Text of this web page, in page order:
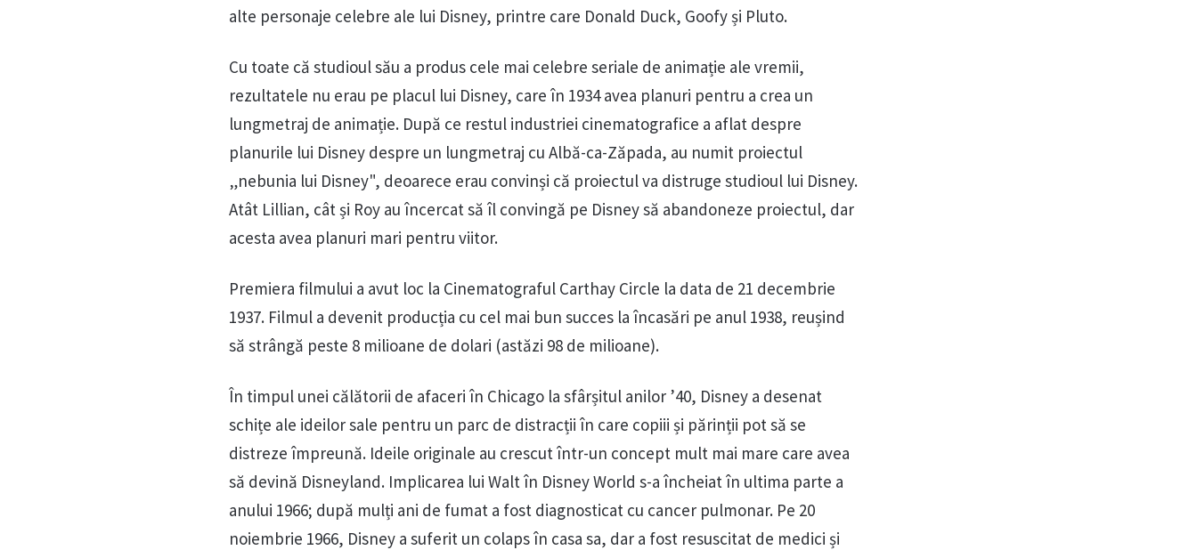
alte personaje celebre ale lui Disney, printre care Donald Duck, Goofy și Pluto.
Cu toate că studioul său a produs cele mai celebre seriale de animație ale vremii,
rezultatele nu erau pe placul lui Disney, care în 1934 avea planuri pentru a crea un
lungmetraj de animație. După ce restul industriei cinematografice a aflat despre
planurile lui Disney despre un lungmetraj cu Albă-ca-Zăpada, au numit proiectul
„nebunia lui Disney", deoarece erau convinși că proiectul va distruge studioul lui Disney.
Atât Lillian, cât și Roy au încercat să îl convingă pe Disney să abandoneze proiectul, dar
acesta avea planuri mari pentru viitor.
Premiera filmului a avut loc la Cinematograful Carthay Circle la data de 21 decembrie
1937. Filmul a devenit producția cu cel mai bun succes la încasări pe anul 1938, reușind
să strângă peste 8 milioane de dolari (astăzi 98 de milioane).
În timpul unei călătorii de afaceri în Chicago la sfârșitul anilor ’40, Disney a desenat
schițe ale ideilor sale pentru un parc de distracții în care copiii și părinții pot să se
distreze împreună. Ideile originale au crescut într-un concept mult mai mare care avea
să devină Disneyland. Implicarea lui Walt în Disney World s-a încheiat în ultima parte a
anului 1966; după mulți ani de fumat a fost diagnosticat cu cancer pulmonar. Pe 20
noiembrie 1966, Disney a suferit un colaps în casa sa, dar a fost resuscitat de medici și